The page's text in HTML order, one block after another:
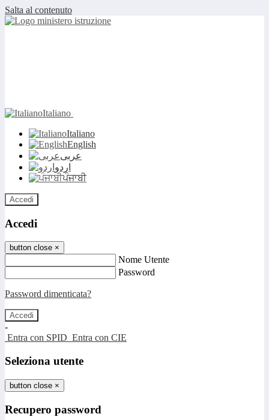
Salta al contenuto
Italiano
Italiano
English
عربى
اردو
ਪੰਜਾਬੀ
Accedi
Accedi
button close ×
Nome Utente
Password
Password dimenticata?
-
Entra con SPID Entra con CIE
Seleziona utente
button close ×
Recupero password